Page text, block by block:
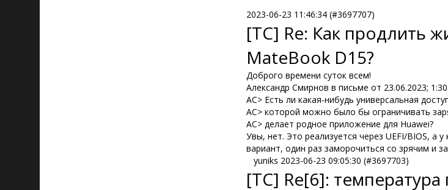
2023-06-23 11:46:34 (#3697707)
[TC] Re: Как продлить
MateBook D15?
Доброго времени суток всем!
Александр Смирнов в письме от 23.06.2023;
АС> Есть ли какая-нибудь универсальная
АС> которой можно было бы ограничивать
АС> делает родное приложение для Huawei?
Увы, нет. Это реализуется через UEFI/BIOS, а
вариант, один раз заморочиться со зрячим и
yuniks 2023-06-23 09:05:30 (#3697703)
[TC] Re[6]: